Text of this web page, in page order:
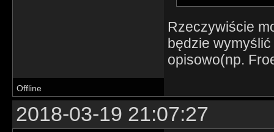
Rzeczywiście
będzie
opisowo(np.
Offline
2018-03-19 21:07:27